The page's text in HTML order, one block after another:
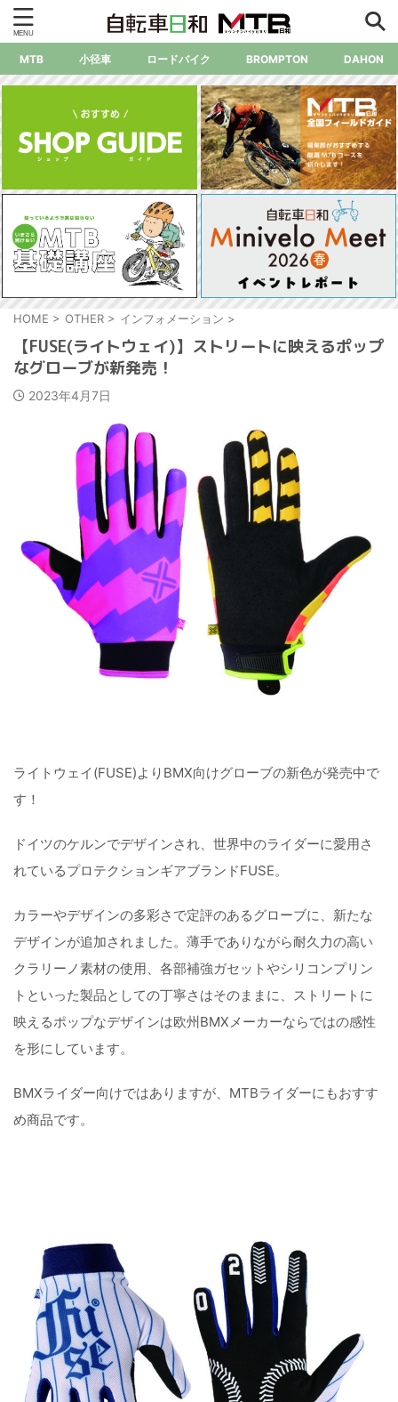
MTB 小径車 ロードバイク BROMPTON DAHON
HOME > OTHER > インフォメーション >
【FUSE(ライトウェイ)】ストリートに映えるポップ
なグローブが新発売！
2023年4月7日
ライトウェイ(FUSE)よりBMX向けグローブの新色が発売中で
す！
ドイツのケルンでデザインされ、世界中のライダーに愛用さ
れているプロテクションギアブランドFUSE。
カラーやデザインの多彩さで定評のあるグローブに、新たな
デザインが追加されました。薄手でありながら耐久力の高い
クラリーノ素材の使用、各部補強ガセットやシリコンプリン
トといった製品としての丁寧さはそのままに、ストリートに
映えるポップなデザインは欧州BMXメーカーならではの感性
を形にしています。
BMXライダー向けではありますが、MTBライダーにもおすす
め商品です。